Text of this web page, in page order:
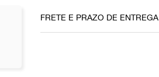
21082020
FRETE E PRAZO DE ENTREGA